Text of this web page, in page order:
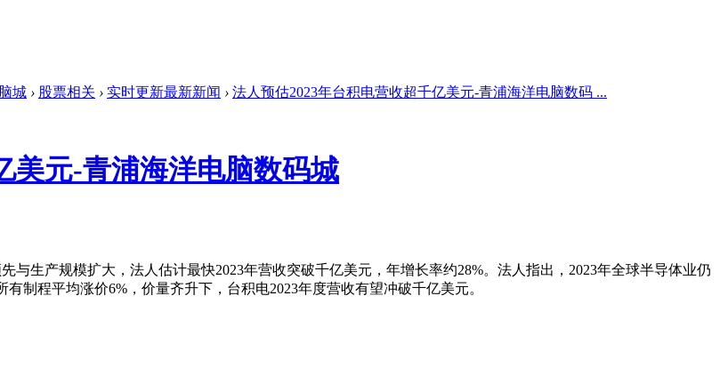
城 › 股票相关 › 实时更新最新新闻 › 法人预估2023年台积电营收超千亿美元-青浦海洋电脑数码 ...
美元-青浦海洋电脑数码城
生产规模扩大，法人估计最快2023年营收突破千亿美元，年增长率约28%。法人指出，2023年全球半导体业仍
制程平均涨价6%，价量齐升下，台积电2023年度营收有望冲破千亿美元。